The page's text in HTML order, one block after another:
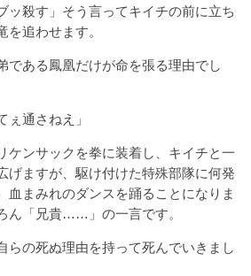
ッ殺す」そう言ってキイチの前に立ち
を追わせます。
ある鳳凰だけが命を張る理由でし
ぇ通さねえ」
ンサックを拳に装着し、キイチと一
げますが、駆け付けた特殊部隊に何発
血まみれのダンスを踊ることになりま
ん「兄貴……」の一言です。
の死ぬ理由を持って死んでいきまし